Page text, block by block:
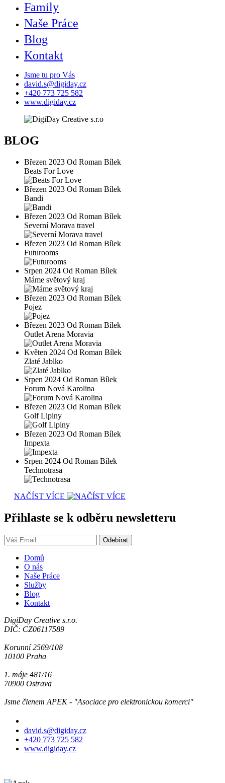
Family
Naše Práce
Blog
Kontakt
Jsme tu pro Vás
david.s@digiday.cz
+420 773 725 582
www.digiday.cz
BLOG
Březen 2023 Od Roman Bílek
Beats For Love
Březen 2023 Od Roman Bílek
Bandi
Březen 2023 Od Roman Bílek
Severní Morava travel
Březen 2023 Od Roman Bílek
Futurooms
Srpen 2024 Od Roman Bílek
Máme světový kraj
Březen 2023 Od Roman Bílek
Pojez
Březen 2023 Od Roman Bílek
Outlet Arena Moravia
Květen 2024 Od Roman Bílek
Zlaté Jablko
Srpen 2024 Od Roman Bílek
Forum Nová Karolina
Březen 2023 Od Roman Bílek
Golf Lipiny
Březen 2023 Od Roman Bílek
Impexta
Srpen 2024 Od Roman Bílek
Technotrasa
NAČÍST VÍCE
Přihlaste se k odběru newsletteru
Domů
O nás
Naše Práce
Služby
Blog
Kontakt
DigiDay Creative s.r.o.
DIČ: CZ06117589
Korunní 2569/108
10100 Praha
1. máje 481/16
70900 Ostrava
Jsme členem APEK - "Asociace pro elektronickou komerci"
david.s@digiday.cz
+420 773 725 582
www.digiday.cz